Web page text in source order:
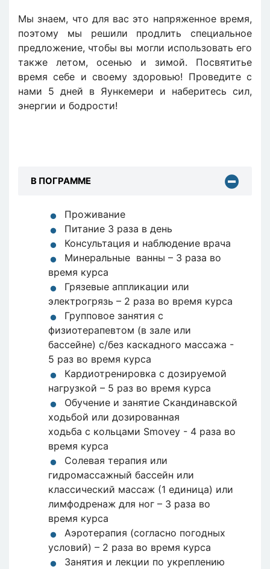
Мы знаем, что для вас это напряженное время,
поэтому мы решили продлить специальное
предложение, чтобы вы могли использовать его
также летом, осенью и зимой. Посвятитье
время себе и своему здоровью! Проведите с
нами 5 дней в Яункемери и наберитесь сил,
энергии и бодрости!
В ПОГРАММЕ
Проживание
Питание 3 раза в день
Консультация и наблюдение врача
Минеральные ванны – 3 раза во
время курса
Грязевые аппликации или
электрогрязь – 2 раза во время курса
Групповое занятия с
физиотерапевтом (в зале или
бассейне) с/без каскадного массажа -
5 раз во время курса
Кардиотренировка с дозируемой
нагрузкой – 5 раз во время курса
Обучение и занятие Скандинавской
ходьбой или дозированная
ходьба с кольцами Smovey - 4 раза во
время курса
Солевая терапия или
гидромассажный бассейн или
классический массаж (1 единица) или
лимфодренаж для ног – 3 раза во
время курса
Аэротерапия (согласно погодных
условий) – 2 раза во время курса
Занятия и лекции по укреплению